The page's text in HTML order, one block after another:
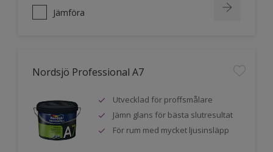
Jämföra
Nordsjö Professional A7
Utvecklad för proffsmålare
Jämn glans för bästa slutresultat
För rum med mycket ljusinsläpp